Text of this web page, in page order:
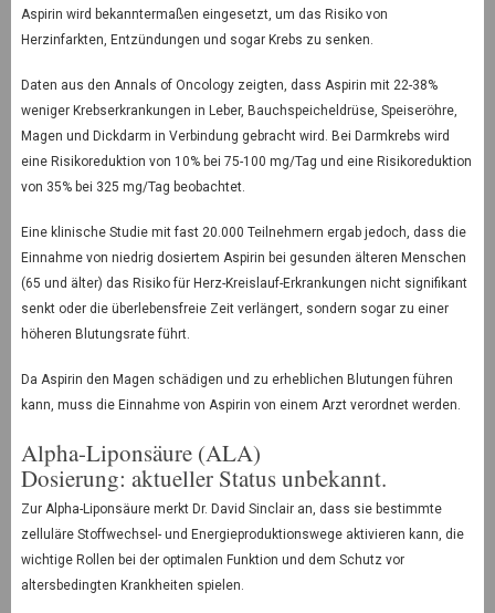
Aspirin wird bekanntermaßen eingesetzt, um das Risiko von
Herzinfarkten, Entzündungen und sogar Krebs zu senken.
Daten aus den Annals of Oncology zeigten, dass Aspirin mit 22-38%
weniger Krebserkrankungen in Leber, Bauchspeicheldrüse, Speiseröhre,
Magen und Dickdarm in Verbindung gebracht wird. Bei Darmkrebs wird
eine Risikoreduktion von 10% bei 75-100 mg/Tag und eine Risikoreduktion
von 35% bei 325 mg/Tag beobachtet.
Eine klinische Studie mit fast 20.000 Teilnehmern ergab jedoch, dass die
Einnahme von niedrig dosiertem Aspirin bei gesunden älteren Menschen
(65 und älter) das Risiko für Herz-Kreislauf-Erkrankungen nicht signifikant
senkt oder die überlebensfreie Zeit verlängert, sondern sogar zu einer
höheren Blutungsrate führt.
Da Aspirin den Magen schädigen und zu erheblichen Blutungen führen
kann, muss die Einnahme von Aspirin von einem Arzt verordnet werden.
Alpha-Liponsäure (ALA)
Dosierung: aktueller Status unbekannt.
Zur Alpha-Liponsäure merkt Dr. David Sinclair an, dass sie bestimmte
zelluläre Stoffwechsel- und Energieproduktionswege aktivieren kann, die
wichtige Rollen bei der optimalen Funktion und dem Schutz vor
altersbedingten Krankheiten spielen.